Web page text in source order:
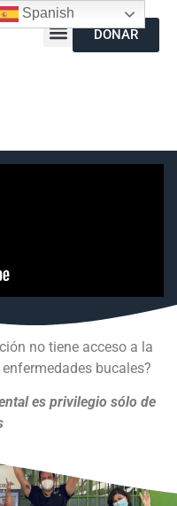
DONAR
no tiene acceso a la
bucales?
es privilegio sólo de
Spanish